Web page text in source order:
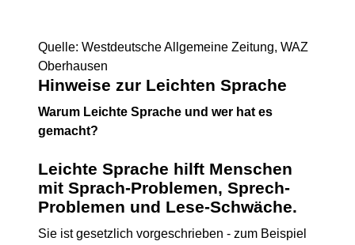
Quelle: Westdeutsche Allgemeine Zeitung, WAZ
Oberhausen
Hinweise zur Leichten Sprache
Warum Leichte Sprache und wer hat es
gemacht?
Leichte Sprache hilft Menschen
mit Sprach-Problemen, Sprech-
Problemen und Lese-Schwäche.
Sie ist gesetzlich vorgeschrieben - zum Beispiel